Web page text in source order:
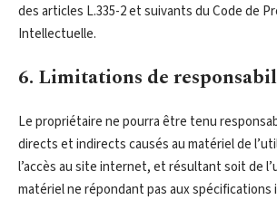
des articles L.335-2 et suivants du Code de
Intellectuelle.
6. Limitations de
Le propriétaire ne pourra être tenu
directs et indirects causés au matériel de
l’accès au site internet, et résultant soit de
matériel ne répondant pas aux spécifications